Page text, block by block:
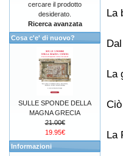
La
La
La
cercare il prodotto
desiderato.
Ricerca avanzata
Cosa c'e' di nuovo?
SULLE SPONDE DELLA
MAGNA GRECIA
21.00€
19.95€
Informazioni